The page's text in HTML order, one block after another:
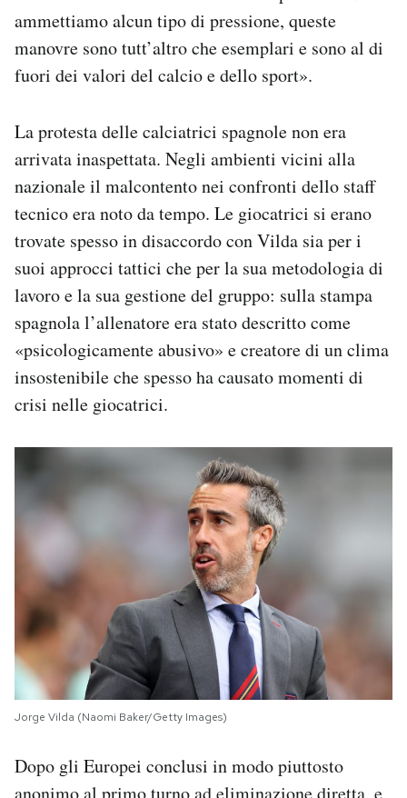
ammettiamo alcun tipo di pressione, queste
manovre sono tutt’altro che esemplari e sono al di
fuori dei valori del calcio e dello sport».
La protesta delle calciatrici spagnole non era
arrivata inaspettata. Negli ambienti vicini alla
nazionale il malcontento nei confronti dello staff
tecnico era noto da tempo. Le giocatrici si erano
trovate spesso in disaccordo con Vilda sia per i
suoi approcci tattici che per la sua metodologia di
lavoro e la sua gestione del gruppo: sulla stampa
spagnola l’allenatore era stato descritto come
«psicologicamente abusivo» e creatore di un clima
insostenibile che spesso ha causato momenti di
crisi nelle giocatrici.
Jorge Vilda (Naomi Baker/Getty Images)
Dopo gli Europei conclusi in modo piuttosto
anonimo al primo turno ad eliminazione diretta, e